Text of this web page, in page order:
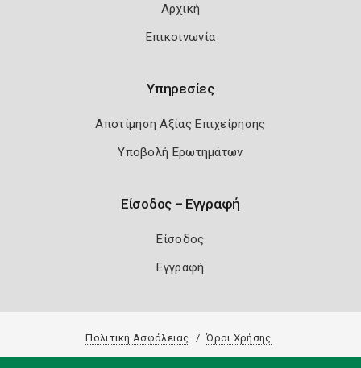
Αρχική
Επικοινωνία
Υπηρεσίες
Αποτίμηση Αξίας Επιχείρησης
Υποβολή Ερωτημάτων
Είσοδος – Εγγραφή
Είσοδος
Εγγραφή
Πολιτική Ασφάλειας Όροι Χρήσης